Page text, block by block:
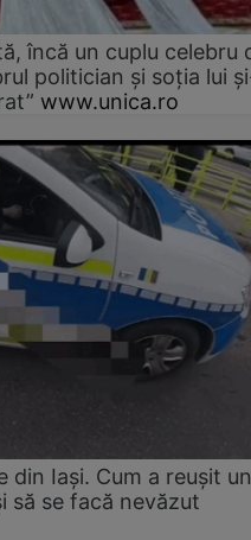
încă un cuplu celebru
politician și soția lui
www.unica.ro
din Iași. Cum a reușit un
să se facă nevăzut